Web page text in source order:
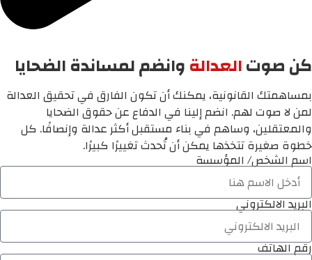
كن صوتالعدالةوانضم لمساندة الضحايا
بمساهمتك القانونية، يمكنك أن تكون الفارق في تحقيق العدالة
لمن لا صوت لهم. انضم إلينا في الدفاع عن حقوق الضحايا
والمعتقلين، وساهم في بناء مستقبل أكثر عدالة وإنصافًا. كل
خطوة صغيرة تتخذها يمكن أن تُحدث تغييرًا كبيرًا.
اسم الشخص/ المؤسسة
البريد الالكتروني
رقم الهاتف